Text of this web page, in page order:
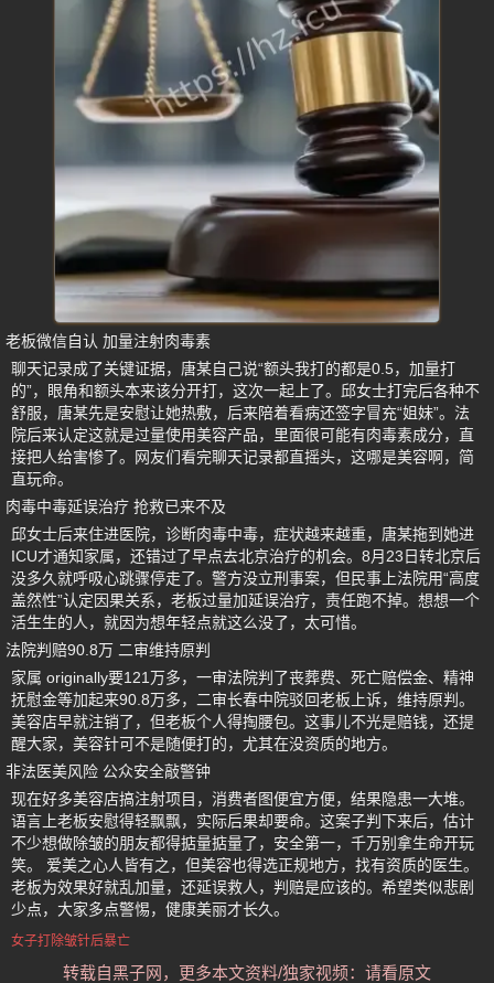
老板微信自认 加量注射肉毒素
聊天记录成了关键证据，唐某自己说“额头我打的都是0.5，加量打
的”，眼角和额头本来该分开打，这次一起上了。邱女士打完后各种不
舒服，唐某先是安慰让她热敷，后来陪着看病还签字冒充“姐妹”。法
院后来认定这就是过量使用美容产品，里面很可能有肉毒素成分，直
接把人给害惨了。网友们看完聊天记录都直摇头，这哪是美容啊，简
直玩命。
肉毒中毒延误治疗 抢救已来不及
邱女士后来住进医院，诊断肉毒中毒，症状越来越重，唐某拖到她进
ICU才通知家属，还错过了早点去北京治疗的机会。8月23日转北京后
没多久就呼吸心跳骤停走了。警方没立刑事案，但民事上法院用“高度
盖然性”认定因果关系，老板过量加延误治疗，责任跑不掉。想想一个
活生生的人，就因为想年轻点就这么没了，太可惜。
法院判赔90.8万 二审维持原判
家属 originally要121万多，一审法院判了丧葬费、死亡赔偿金、精神
抚慰金等加起来90.8万多，二审长春中院驳回老板上诉，维持原判。
美容店早就注销了，但老板个人得掏腰包。这事儿不光是赔钱，还提
醒大家，美容针可不是随便打的，尤其在没资质的地方。
非法医美风险 公众安全敲警钟
现在好多美容店搞注射项目，消费者图便宜方便，结果隐患一大堆。
语言上老板安慰得轻飘飘，实际后果却要命。这案子判下来后，估计
不少想做除皱的朋友都得掂量掂量了，安全第一，千万别拿生命开玩
笑。 爱美之心人皆有之，但美容也得选正规地方，找有资质的医生。
老板为效果好就乱加量，还延误救人，判赔是应该的。希望类似悲剧
少点，大家多点警惕，健康美丽才长久。
女子打除皱针后暴亡
转载自黑子网，更多本文资料/独家视频：请看原文